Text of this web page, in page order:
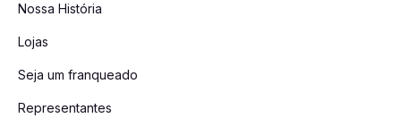
Nossa História
Lojas
Seja um franqueado
Representantes